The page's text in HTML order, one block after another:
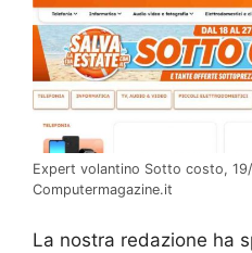
Expert volantino Sotto costo,
Computermagazine.it
La nostra redazione ha